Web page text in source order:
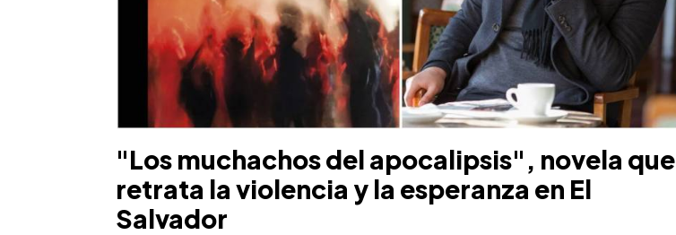
"Los muchachos del apocalipsis", novela que
retrata la violencia y la esperanza en El
Salvador